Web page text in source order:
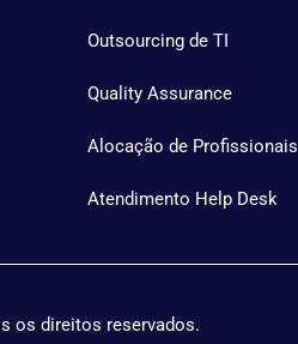
Outsourcing de TI
Quality Assurance
Alocação de Profissionais
Atendimento Help Desk
os direitos reservados.